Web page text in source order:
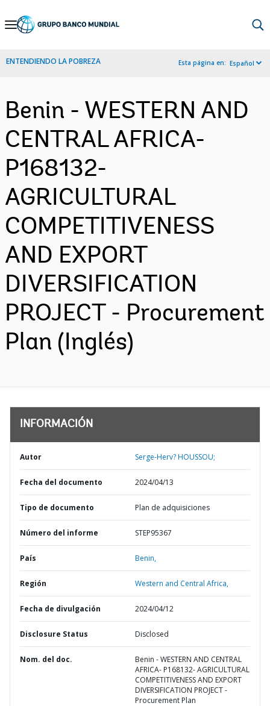
Skip
Navigation
ENTENDIENDO LA POBREZA Esta página en: Español
Benin - WESTERN AND
CENTRAL AFRICA-
P168132-
AGRICULTURAL
COMPETITIVENESS
AND EXPORT
DIVERSIFICATION
PROJECT - Procurement
Plan (Inglés)
INFORMACIÓN
Autor Serge-Herv? HOUSSOU;
Fecha del documento 2024/04/13
Tipo de documento Plan de adquisiciones
Número del informe STEP95367
País Benin,
Región Western and Central Africa,
Fecha de divulgación 2024/04/12
Disclosure Status Disclosed
Nom. del doc.
Benin - WESTERN AND CENTRAL
AFRICA- P168132- AGRICULTURAL
COMPETITIVENESS AND EXPORT
DIVERSIFICATION PROJECT -
Procurement Plan